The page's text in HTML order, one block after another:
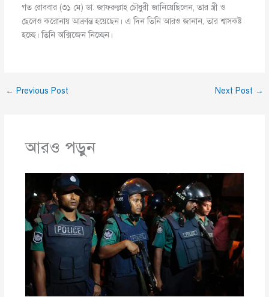
গত রোববার (৩১ মে) ডা. জাফরুল্লাহ চৌধুরী জানিয়েছিলেন, তার স্ত্রী ও
ছেলেও করোনায় আক্রান্ত হয়েছেন। এ দিন তিনি আরও জানান, তার শ্বাসকষ্ট
হচ্ছে। তিনি অক্সিজেন নিচ্ছেন।
← Previous Post Next Post →
আরও পড়ুন